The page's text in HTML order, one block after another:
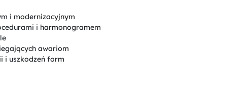
i modernizacyjnym
i harmonogramem
awariom
i uszkodzeń form